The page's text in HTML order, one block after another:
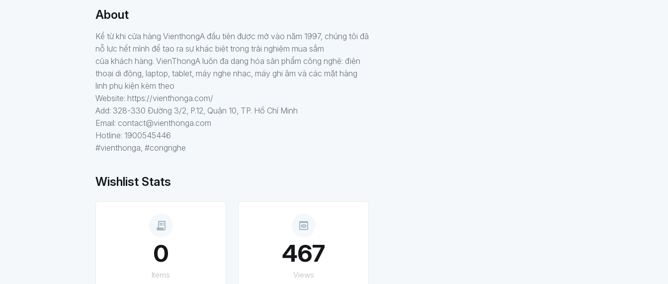
About
Kể từ khi cửa hàng VienthongA đầu tiên được mở vào năm 1997, chúng tôi đã
nỗ lực hết mình để tạo ra sự khác biệt trong trải nghiệm mua sắm
của khách hàng. VienThongA luôn đa dạng hóa sản phẩm công nghệ: điện
thoại di động, laptop, tablet, máy nghe nhạc, máy ghi âm và các mặt hàng
linh phụ kiện kèm theo
Website: https://vienthonga.com/
Add: 328-330 Đường 3/2, P.12, Quận 10, TP. Hồ Chí Minh
Email: contact@vienthonga.com
Hotline: 1900545446
#vienthonga, #congnghe
Wishlist Stats
receipt_long
0
Items
preview
467
Views